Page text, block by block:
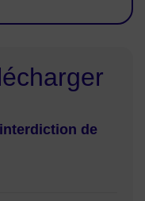
de